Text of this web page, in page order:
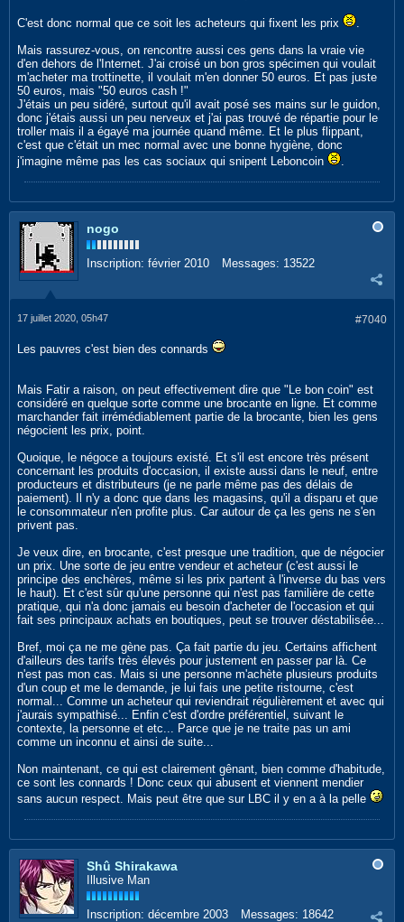
C'est donc normal que ce soit les acheteurs qui fixent les prix
.
Mais rassurez-vous, on rencontre aussi ces gens dans la vraie vie
d'en dehors de l'Internet. J'ai croisé un bon gros spécimen qui voulait
m'acheter ma trottinette, il voulait m'en donner 50 euros. Et pas juste
50 euros, mais "50 euros cash !"
J'étais un peu sidéré, surtout qu'il avait posé ses mains sur le guidon,
donc j'étais aussi un peu nerveux et j'ai pas trouvé de répartie pour le
troller mais il a égayé ma journée quand même. Et le plus flippant,
c'est que c'était un mec normal avec une bonne hygiène, donc
j'imagine même pas les cas sociaux qui snipent Leboncoin
.
nogo
Inscription: février 2010 Messages: 13522
#7040
17 juillet 2020, 05h47
Les pauvres c'est bien des connards
Mais Fatir a raison, on peut effectivement dire que "Le bon coin" est
considéré en quelque sorte comme une brocante en ligne. Et comme
marchander fait irrémédiablement partie de la brocante, bien les gens
négocient les prix, point.
Quoique, le négoce a toujours existé. Et s'il est encore très présent
concernant les produits d'occasion, il existe aussi dans le neuf, entre
producteurs et distributeurs (je ne parle même pas des délais de
paiement). Il n'y a donc que dans les magasins, qu'il a disparu et que
le consommateur n'en profite plus. Car autour de ça les gens ne s'en
privent pas.
Je veux dire, en brocante, c'est presque une tradition, que de négocier
un prix. Une sorte de jeu entre vendeur et acheteur (c'est aussi le
principe des enchères, même si les prix partent à l'inverse du bas vers
le haut). Et c'est sûr qu'une personne qui n'est pas familière de cette
pratique, qui n'a donc jamais eu besoin d'acheter de l'occasion et qui
fait ses principaux achats en boutiques, peut se trouver déstabilisée...
Bref, moi ça ne me gène pas. Ça fait partie du jeu. Certains affichent
d'ailleurs des tarifs très élevés pour justement en passer par là. Ce
n'est pas mon cas. Mais si une personne m'achète plusieurs produits
d'un coup et me le demande, je lui fais une petite ristourne, c'est
normal... Comme un acheteur qui reviendrait régulièrement et avec qui
j'aurais sympathisé... Enfin c'est d'ordre préférentiel, suivant le
contexte, la personne et etc... Parce que je ne traite pas un ami
comme un inconnu et ainsi de suite...
Non maintenant, ce qui est clairement gênant, bien comme d'habitude,
ce sont les connards ! Donc ceux qui abusent et viennent mendier
sans aucun respect. Mais peut être que sur LBC il y en a à la pelle
Shû Shirakawa
Illusive Man
Inscription: décembre 2003 Messages: 18642